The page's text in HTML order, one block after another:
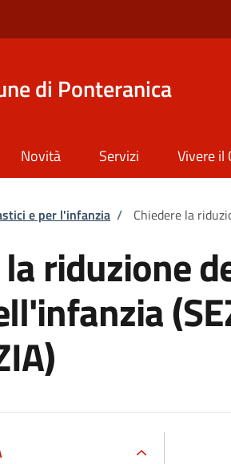
di Ponteranica
Novità Servizi Vivere il
pane
e per l'infanzia / Chiedere la
la riduzione